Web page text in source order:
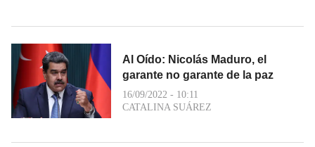
Al Oído: Nicolás Maduro, el
garante no garante de la paz
16/09/2022 - 10:11
CATALINA SUÁREZ